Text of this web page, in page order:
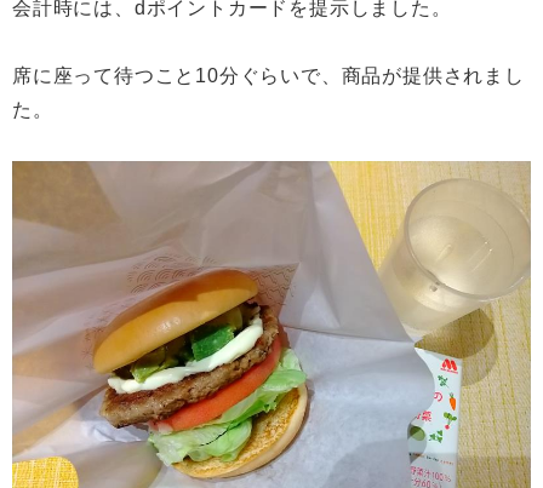
会計時には、dポイントカードを提示しました。
席に座って待つこと10分ぐらいで、商品が提供されまし
た。